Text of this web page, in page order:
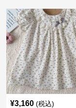
¥3,160 (税込)